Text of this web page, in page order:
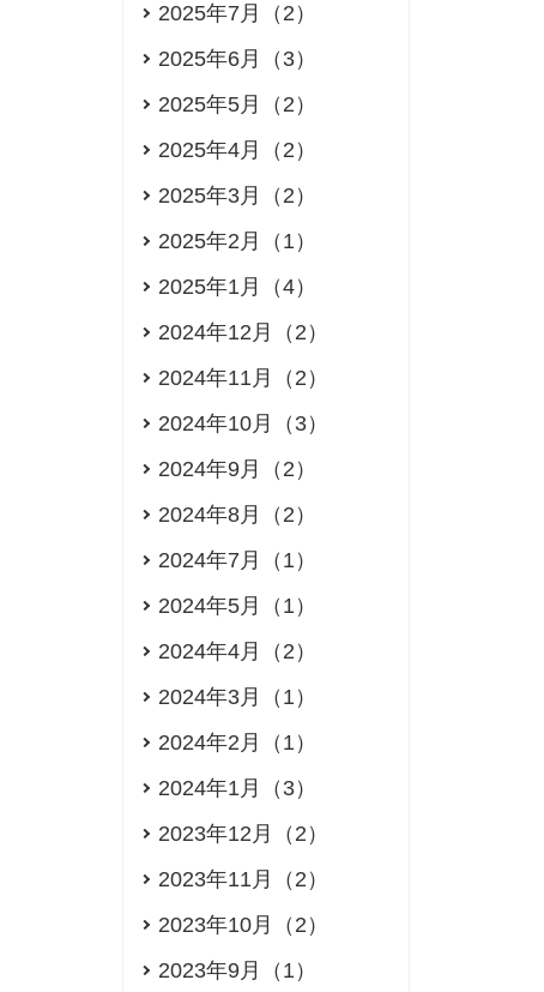
2025年7月（2）
2025年6月（3）
2025年5月（2）
2025年4月（2）
2025年3月（2）
2025年2月（1）
2025年1月（4）
2024年12月（2）
2024年11月（2）
2024年10月（3）
2024年9月（2）
2024年8月（2）
2024年7月（1）
2024年5月（1）
2024年4月（2）
2024年3月（1）
2024年2月（1）
2024年1月（3）
2023年12月（2）
2023年11月（2）
2023年10月（2）
2023年9月（1）